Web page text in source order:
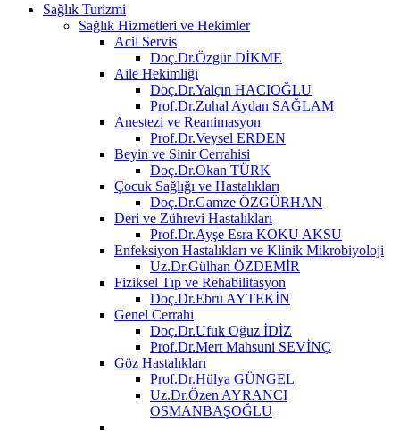
Sağlık Turizmi
Sağlık Hizmetleri ve Hekimler
Acil Servis
Doç.Dr.Özgür DİKME
Aile Hekimliği
Doç.Dr.Yalçın HACIOĞLU
Prof.Dr.Zuhal Aydan SAĞLAM
Anestezi ve Reanimasyon
Prof.Dr.Veysel ERDEN
Beyin ve Sinir Cerrahisi
Doç.Dr.Okan TÜRK
Çocuk Sağlığı ve Hastalıkları
Doç.Dr.Gamze ÖZGÜRHAN
Deri ve Zührevi Hastalıkları
Prof.Dr.Ayşe Esra KOKU AKSU
Enfeksiyon Hastalıkları ve Klinik Mikrobiyoloji
Uz.Dr.Gülhan ÖZDEMİR
Fiziksel Tıp ve Rehabilitasyon
Doç.Dr.Ebru AYTEKİN
Genel Cerrahi
Doç.Dr.Ufuk Oğuz İDİZ
Prof.Dr.Mert Mahsuni SEVİNÇ
Göz Hastalıkları
Prof.Dr.Hülya GÜNGEL
Uz.Dr.Özen AYRANCI
OSMANBAŞOĞLU